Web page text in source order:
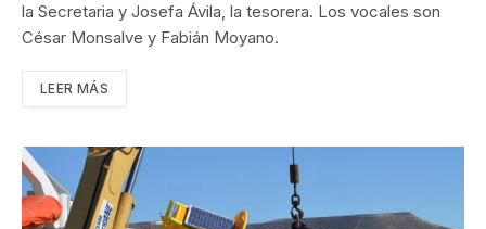
la Secretaria y Josefa Ávila, la tesorera. Los vocales son
César Monsalve y Fabián Moyano.
LEER MÁS